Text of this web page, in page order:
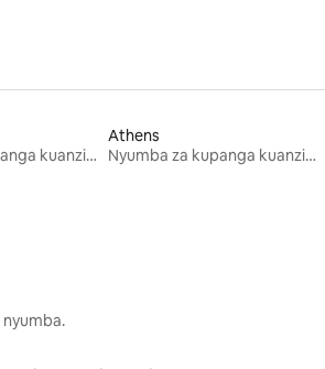
Nyumba za kupanga kuanzia mwezi mmoja
Athens
Nyumba za kupanga kuanzia mwezi mmoja